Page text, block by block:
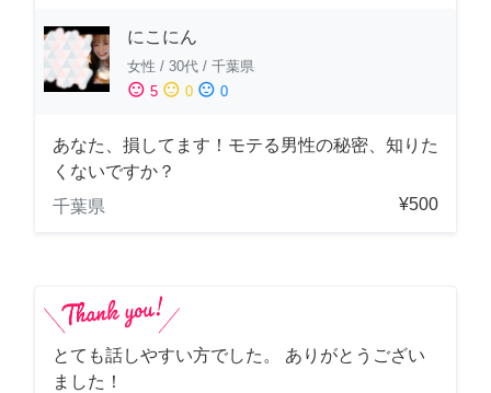
にこにん
女性 / 30代 / 千葉県
sentiment_satisfied 5 sentiment_neutral 0 sentiment_dissatisfied 0
あなた、損してます！モテる男性の秘密、知りた
くないですか？
千葉県
¥500
とても話しやすい方でした。 ありがとうござい
ました！